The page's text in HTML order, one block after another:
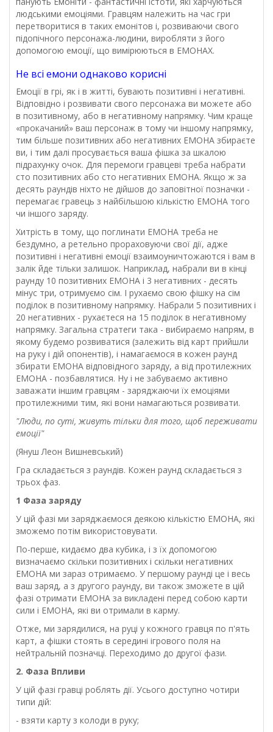
людськими емоціями. Гравцям належить на час гри
перетворитися в таких емонітов і, розвиваючи свого
підопічного персонажа-людини, виробляти з його
допомогою емоції, що вимірюються в ЕМОНАХ.
Не всі емони однаково корисні
Емоції в грі, як і в житті, бувають позитивні і негативні.
Відповідно і розвивати свого персонажа ви можете або
в позитивному, або в негативному напрямку. Чим краще
«прокачаний» ваш персонаж в тому чи іншому напрямку,
тим більше позитивних або негативних ЕМОНА збираєте
ви, і тим далі просувається ваша фішка за шкалою
підрахунку очок. Для перемоги гравцеві треба набрати
сто позитивних або сто негативних ЕМОНА. Якщо ж за
десять раундів ніхто не дійшов до заповітної позначки -
перемагає гравець з найбільшою кількістю ЕМОНА того
чи іншого заряду.
Хитрість в тому, що поглинати ЕМОНА треба не
бездумно, а ретельно прораховуючи свої дії, адже
позитивні і негативні емоції взаимоуничтожаются і вам в
залік йде тільки залишок. Наприклад, набрали ви в кінці
раунду 10 позитивних ЕМОНА і 3 негативних - десять
мінус три, отримуємо сім. І рухаємо свою фішку на сім
поділок в позитивному напрямку. Набрали 5 позитивних і
20 негативних - рухаєтеся на 15 поділок в негативному
напрямку. Загальна стратеги така - вибираємо напрям, в
якому будемо розвиватися (залежить від карт прийшли
на руку і дій опонентів), і намагаємося в кожен раунд
збирати ЕМОНА відповідного заряду, а від протилежних
ЕМОНА - позбавлятися. Ну і не забуваємо активно
заважати іншим гравцям - заряджаючи їх емоціями
протилежними тим, які вони намагаються розвивати.
"Люди, по суті, живуть тільки для того, щоб переживати
емоції"
(Януш Леон Вишневський)
Гра складається з раундів. Кожен раунд складається з
трьох фаз.
1 Фаза заряду
У цій фазі ми заряджаємося деякою кількістю ЕМОНА, які
зможемо потім використовувати.
По-перше, кидаємо два кубика, і з їх допомогою
визначаємо скільки позитивних і скільки негативних
ЕМОНА ми зараз отримаємо. У першому раунді це і весь
ваш заряд, а з другого раунду, ви також зможете в цій
фазі отримати ЕМОНА за викладені перед собою карти
сили і ЕМОНА, які ви отримали в карму.
Отже, ми зарядилися, на руці у кожного гравця по п'ять
карт, а фішки стоять в середині ігрового поля на
нейтральній позначці. Переходимо до другої фази.
2. Фаза Впливи
У цій фазі гравці роблять дії. Усього доступно чотири
типи дій:
- взяти карту з колоди в руку;